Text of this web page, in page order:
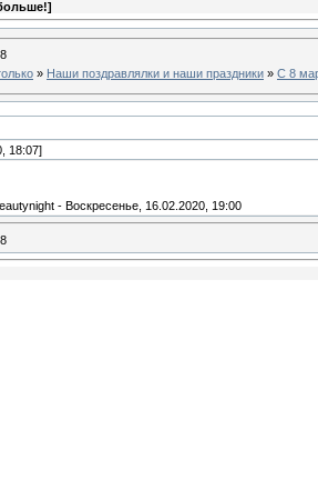
]
8
» Наши поздравлялки и наши праздники » С 8
18:07]
- Воскресенье, 16.02.2020, 19:00
8